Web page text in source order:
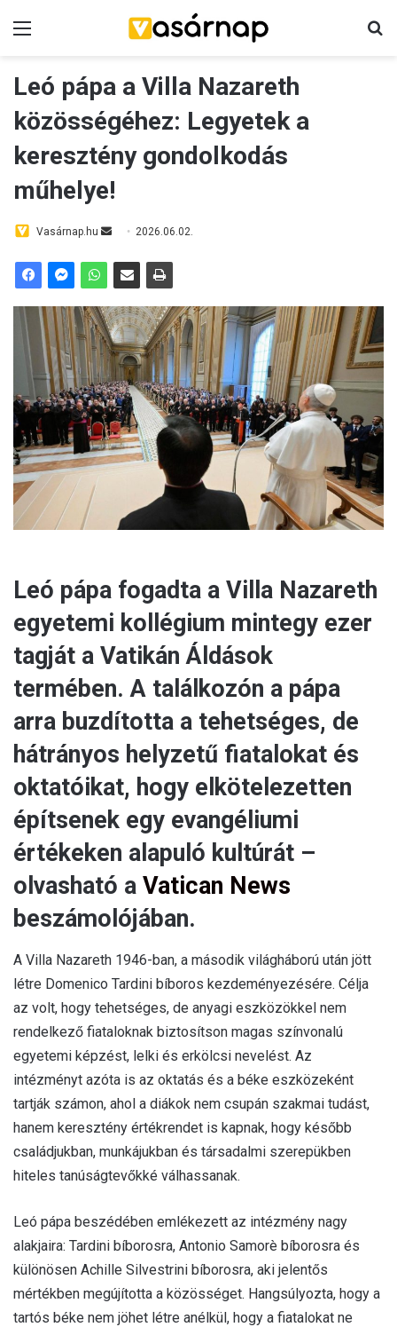
Leó pápa a Villa Nazareth
közösségéhez: Legyetek a
keresztény gondolkodás
műhelye!
Vasárnap.hu
a
n
e
m
a
i
l
2026.06.02.
Leó pápa fogadta a Villa Nazareth
egyetemi kollégium mintegy ezer
tagját a Vatikán Áldások
termében. A találkozón a pápa
arra buzdította a tehetséges, de
hátrányos helyzetű fiatalokat és
oktatóikat, hogy elkötelezetten
építsenek egy evangéliumi
értékeken alapuló kultúrát –
olvasható a Vatican News
beszámolójában.
A Villa Nazareth 1946-ban, a második világháború után jött
létre Domenico Tardini bíboros kezdeményezésére. Célja
az volt, hogy tehetséges, de anyagi eszközökkel nem
rendelkező fiataloknak biztosítson magas színvonalú
egyetemi képzést, lelki és erkölcsi nevelést. Az
intézményt azóta is az oktatás és a béke eszközeként
tartják számon, ahol a diákok nem csupán szakmai tudást,
hanem keresztény értékrendet is kapnak, hogy később
családjukban, munkájukban és társadalmi szerepükben
hiteles tanúságtevőkké válhassanak.
Leó pápa beszédében emlékezett az intézmény nagy
alakjaira: Tardini bíborosra, Antonio Samorè bíborosra és
különösen Achille Silvestrini bíborosra, aki jelentős
mértékben megújította a közösséget. Hangsúlyozta, hogy a
tartós béke nem jöhet létre anélkül, hogy a fiatalokat ne